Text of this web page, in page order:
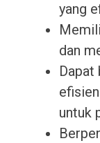
yang
dan
Dapat
untuk